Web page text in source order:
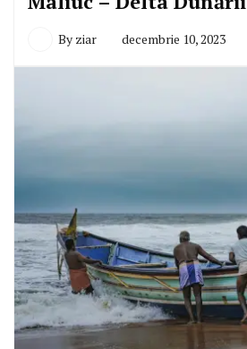
By ziar decembrie 10, 2023